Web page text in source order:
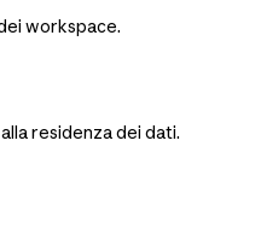
workspace.
residenza dei dati.